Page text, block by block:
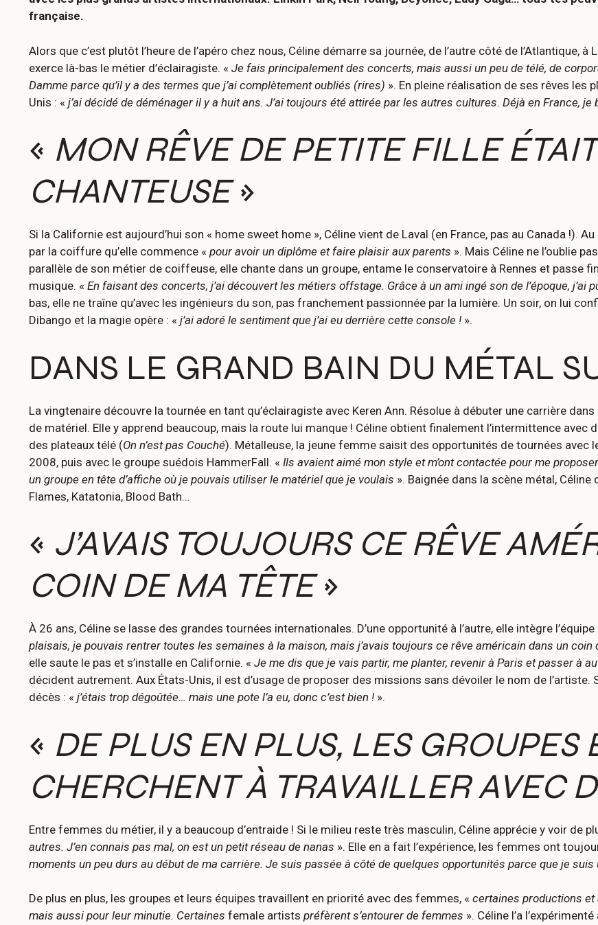
française.
Alors que c’est plutôt l’heure de l’apéro chez nous, Céline démarre sa journée, de l’autre côté de l’Atlantique,
exerce là-bas le métier d’éclairagiste. « Je fais principalement des concerts, mais aussi un peu de télé, de
Damme parce qu’il y a des termes que j’ai complètement oubliés (rires) ». En pleine réalisation de ses rêves les
Unis : « j’ai décidé de déménager il y a huit ans. J’ai toujours été attirée par les autres cultures. Déjà en France,
« MON RÊVE DE PETITE FILLE
CHANTEUSE»
Si la Californie est aujourd’hui son « home sweet home », Céline vient de Laval (en France, pas au Canada !).
par la coiffure qu’elle commence « pour avoir un diplôme et faire plaisir aux parents ». Mais Céline ne l’oublie
parallèle de son métier de coiffeuse, elle chante dans un groupe, entame le conservatoire à Rennes et passe
musique. « En faisant des concerts, j’ai découvert les métiers offstage. Grâce à un ami ingé son de l’époque, j’ai
bas, elle ne traîne qu’avec les ingénieurs du son, pas franchement passionnée par la lumière. Un soir, on lui
Dibango et la magie opère : « j’ai adoré le sentiment que j’ai eu derrière cette console ! ».
DANS LE GRAND BAIN DU MÉTAL
La vingtenaire découvre la tournée en tant qu’éclairagiste avec Keren Ann. Résolue à débuter une carrière
de matériel. Elle y apprend beaucoup, mais la route lui manque ! Céline obtient finalement l’intermittence
des plateaux télé (On n’est pas Couché). Métalleuse, la jeune femme saisit des opportunités de tournées avec
2008, puis avec le groupe suédois HammerFall. « Ils avaient aimé mon style et m’ont contactée pour me
un groupe en tête d’affiche où je pouvais utiliser le matériel que je voulais ». Baignée dans la scène métal,
Flames, Katatonia, Blood Bath…
« J’AVAIS TOUJOURS CE RÊVE
COIN DE MA TÊTE»
À 26 ans, Céline se lasse des grandes tournées internationales. D’une opportunité à l’autre, elle intègre
plaisais, je pouvais rentrer toutes les semaines à la maison, mais j’avais toujours ce rêve américain dans un coin
elle saute le pas et s’installe en Californie. « Je me dis que je vais partir, me planter, revenir à Paris et passer à
décident autrement. Aux États-Unis, il est d’usage de proposer des missions sans dévoiler le nom de l’artiste.
décès : « j’étais trop dégoûtée… mais une pote l’a eu, donc c’est bien ! ».
« DE PLUS EN PLUS, LES GROUPES
CHERCHENT À TRAVAILLER AVEC
Entre femmes du métier, il y a beaucoup d’entraide ! Si le milieu reste très masculin, Céline apprécie y voir de
autres. J’en connais pas mal, on est un petit réseau de nanas ». Elle en a fait l’expérience, les femmes ont
moments un peu durs au début de ma carrière. Je suis passée à côté de quelques opportunités parce que je suis
De plus en plus, les groupes et leurs équipes travaillent en priorité avec des femmes, « certaines productions
mais aussi pour leur minutie. Certaines female artists préfèrent s’entourer de femmes ». Céline l’a